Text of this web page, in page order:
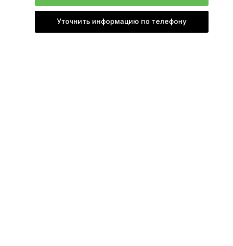
Уточнить информацию по телефону